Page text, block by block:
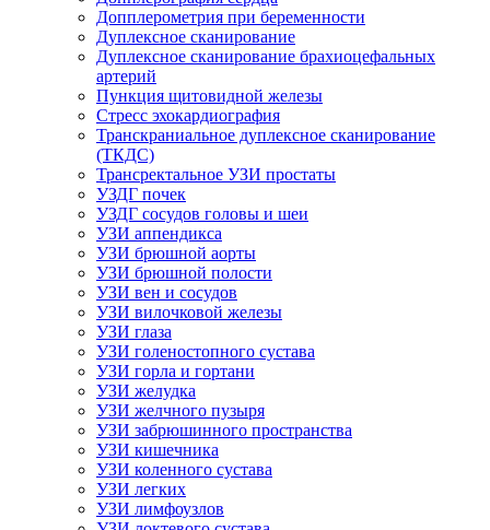
Допплерометрия при беременности
Дуплексное сканирование
Дуплексное сканирование брахиоцефальных
артерий
Пункция щитовидной железы
Стресс эхокардиография
Транскраниальное дуплексное сканирование
(ТКДС)
Трансректальное УЗИ простаты
УЗДГ почек
УЗДГ сосудов головы и шеи
УЗИ аппендикса
УЗИ брюшной аорты
УЗИ брюшной полости
УЗИ вен и сосудов
УЗИ вилочковой железы
УЗИ глаза
УЗИ голеностопного сустава
УЗИ горла и гортани
УЗИ желудка
УЗИ желчного пузыря
УЗИ забрюшинного пространства
УЗИ кишечника
УЗИ коленного сустава
УЗИ легких
УЗИ лимфоузлов